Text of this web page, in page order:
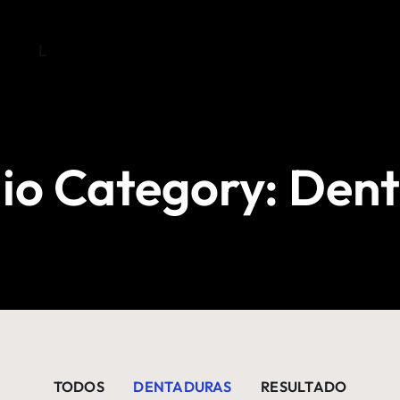
Category:
TODOS DENTADURAS RESULTADO